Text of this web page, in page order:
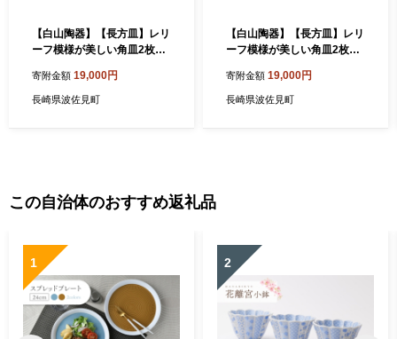
【白山陶器】【長方皿】レリ
ーフ模様が美しい角皿2枚セ
[TA53]
寄附金額 19,000円
長崎県波佐見町
【白山陶器】【長方皿】レリ
ーフ模様が美しい角皿2枚セ
A55]
寄附金額 19,000円
長崎県波佐見町
この自治体のおすすめ返礼品
1 2